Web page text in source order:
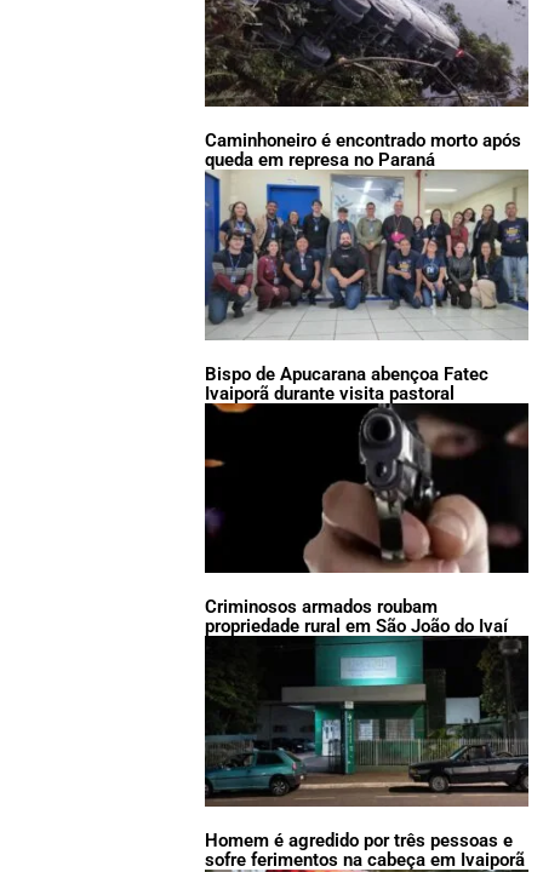
Caminhoneiro é encontrado morto após
queda em represa no Paraná
Bispo de Apucarana abençoa Fatec
Ivaiporã durante visita pastoral
Criminosos armados roubam
propriedade rural em São João do Ivaí
Homem é agredido por três pessoas e
sofre ferimentos na cabeça em Ivaiporã